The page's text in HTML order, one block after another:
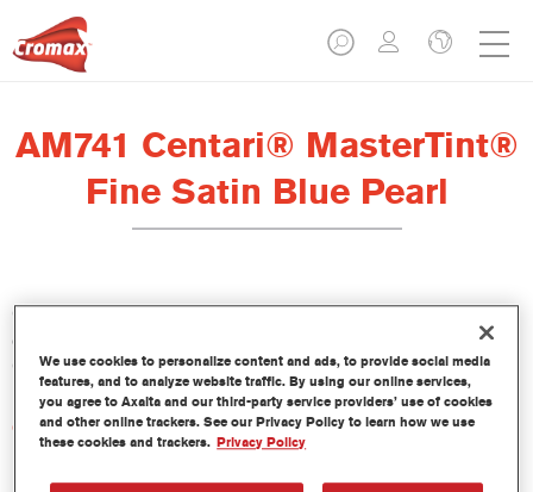
AM741 Centari® MasterTint®
Fine Satin Blue Pearl
Centari Mastertint es un tinte concentrado de base disolvente
que forma parte de las gamas de acabado y bases bicapa
Centari.
Características del producto
Sistema de pintado de base disolvente, único por su
versatilidad y facilidad de uso.
We use cookies to personalize content and ads, to provide social media
features, and to analyze website traffic. By using our online services,
you agree to Axalta and our third-party service providers’ use of cookies
and other online trackers. See our Privacy Policy to learn how we use
these cookies and trackers. Privacy Policy